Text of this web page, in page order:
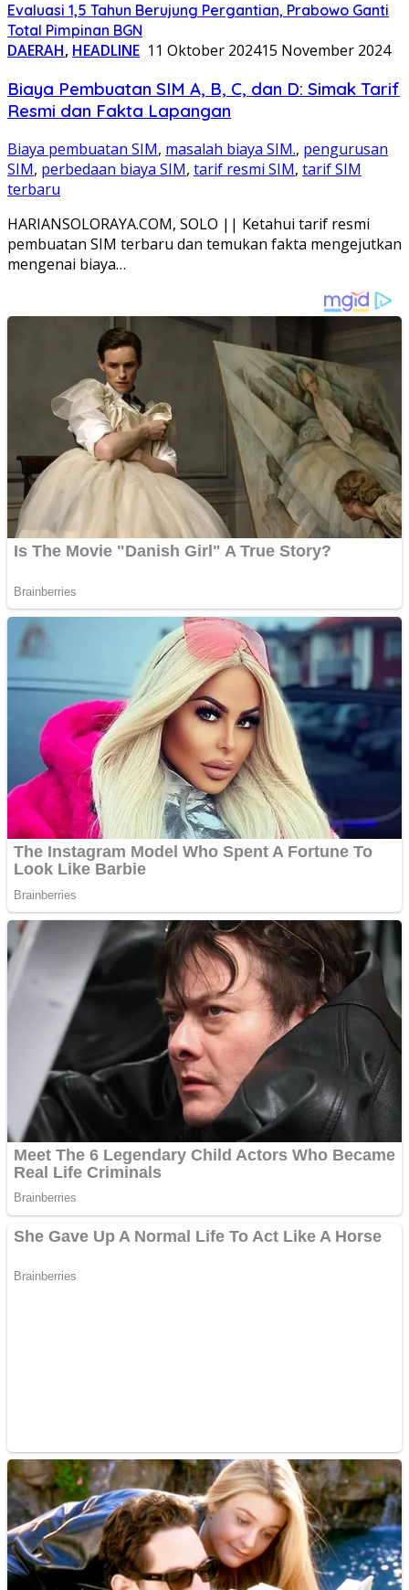
Evaluasi 1,5 Tahun Berujung Pergantian, Prabowo Ganti
Total Pimpinan BGN
DAERAH, HEADLINE 11 Oktober 202415 November 2024
Biaya Pembuatan SIM A, B, C, dan D: Simak Tarif
Resmi dan Fakta Lapangan
Biaya pembuatan SIM, masalah biaya SIM., pengurusan
SIM, perbedaan biaya SIM, tarif resmi SIM, tarif SIM
terbaru
HARIANSOLORAYA.COM, SOLO || Ketahui tarif resmi
pembuatan SIM terbaru dan temukan fakta mengejutkan
mengenai biaya…